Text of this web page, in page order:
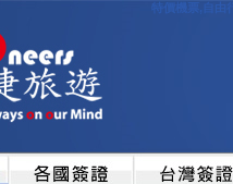
特價機票,自由